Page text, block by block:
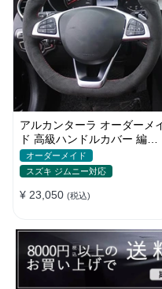
アルカンターラ オーダーメ
ド 高級ハンドルカバー 編み
込み式 滑り止め フィット感
オーダーメイド
スズキ ジムニー対応
¥ 23,050 (税込)